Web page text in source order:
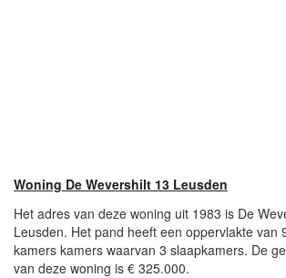
Woning De Wevershilt 13 Leusden
Het adres van deze woning uit 1983 is De
Leusden. Het pand heeft een oppervlakte van
kamers kamers waarvan 3 slaapkamers. De
van deze woning is € 325.000.